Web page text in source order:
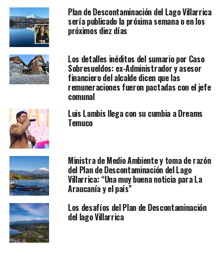
Plan de Descontaminación del Lago Villarrica
sería publicado la próxima semana o en los
próximos diez días
Los detalles inéditos del sumario por Caso
Sobresueldos: ex-Administrador y asesor
financiero del alcalde dicen que las
remuneraciones fueron pactadas con el jefe
comunal
Luis Lambis llega con su cumbia a Dreams
Temuco
Ministra de Medio Ambiente y toma de razón
del Plan de Descontaminación del Lago
Villarrica: “Una muy buena noticia para La
Araucanía y el país”
Los desafíos del Plan de Descontaminación
del lago Villarrica